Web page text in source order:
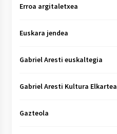
Erroa argitaletxea
Euskara jendea
Gabriel Aresti euskaltegia
Gabriel Aresti Kultura Elkartea
Gazteola